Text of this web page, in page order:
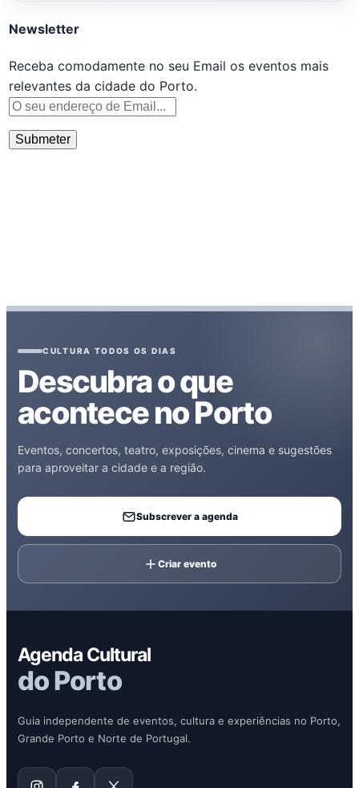
Newsletter
Receba comodamente no seu Email os eventos mais
relevantes da cidade do Porto.
CULTURA TODOS OS DIAS
Descubra o que
acontece no Porto
Eventos, concertos, teatro, exposições, cinema e sugestões
para aproveitar a cidade e a região.
Subscrever a agenda
Criar evento
Agenda Cultural
do Porto
Guia independente de eventos, cultura e experiências no Porto,
Grande Porto e Norte de Portugal.